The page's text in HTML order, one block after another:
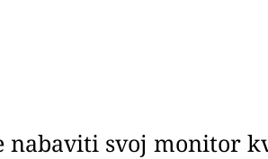
nabaviti svoj monitor